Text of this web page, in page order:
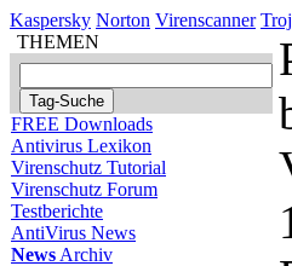
Kaspersky Norton Virenscanner
THEMEN
FREE Downloads
Antivirus Lexikon
Virenschutz Tutorial
Virenschutz Forum
Testberichte
AntiVirus News
News Archiv